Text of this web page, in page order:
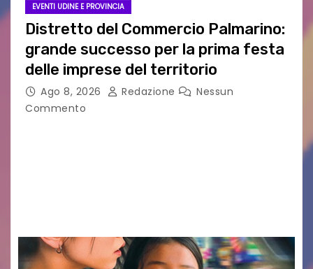
EVENTI UDINE E PROVINCIA
Distretto del Commercio Palmarino:
grande successo per la prima festa
delle imprese del territorio
Ago 8, 2026 Redazione
Nessun
Commento